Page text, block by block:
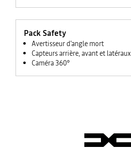
Pack Safety
Avertisseur d'angle mort
Capteurs arrière, avant et latéraux
Caméra 360°